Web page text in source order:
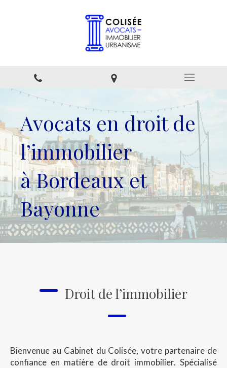
Avocats en droit de
l’immobilier
à Bordeaux et
Bayonne
Droit de l’immobilier
Bienvenue au Cabinet du Colisée, votre partenaire de
confiance en matière de droit immobilier. Spécialisé